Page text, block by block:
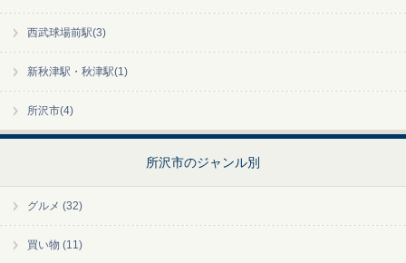
西武球場前駅(3)
新秋津駅・秋津駅(1)
所沢市(4)
所沢市のジャンル別
グルメ (32)
買い物 (11)